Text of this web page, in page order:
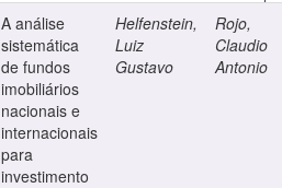
A análise
sistemática
de fundos
imobiliários
nacionais e
internacionais
para
investimento
Helfenstein,
Luiz
Gustavo
Rojo,
Claudio
Antonio